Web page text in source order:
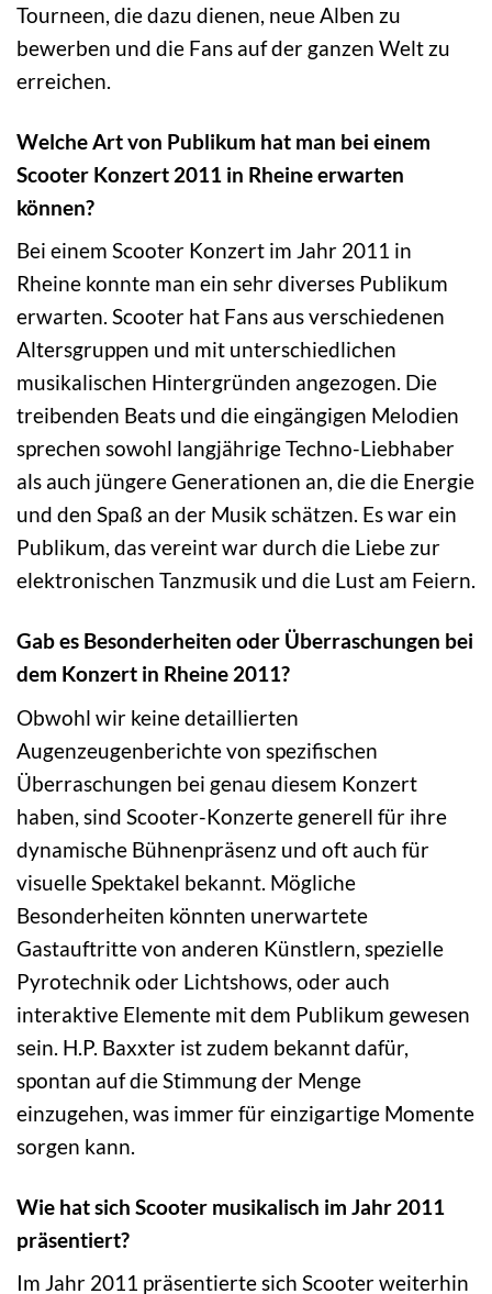
Tourneen, die dazu dienen, neue Alben zu
bewerben und die Fans auf der ganzen Welt zu
erreichen.
Welche Art von Publikum hat man bei einem
Scooter Konzert 2011 in Rheine erwarten
können?
Bei einem Scooter Konzert im Jahr 2011 in
Rheine konnte man ein sehr diverses Publikum
erwarten. Scooter hat Fans aus verschiedenen
Altersgruppen und mit unterschiedlichen
musikalischen Hintergründen angezogen. Die
treibenden Beats und die eingängigen Melodien
sprechen sowohl langjährige Techno-Liebhaber
als auch jüngere Generationen an, die die Energie
und den Spaß an der Musik schätzen. Es war ein
Publikum, das vereint war durch die Liebe zur
elektronischen Tanzmusik und die Lust am Feiern.
Gab es Besonderheiten oder Überraschungen bei
dem Konzert in Rheine 2011?
Obwohl wir keine detaillierten
Augenzeugenberichte von spezifischen
Überraschungen bei genau diesem Konzert
haben, sind Scooter-Konzerte generell für ihre
dynamische Bühnenpräsenz und oft auch für
visuelle Spektakel bekannt. Mögliche
Besonderheiten könnten unerwartete
Gastauftritte von anderen Künstlern, spezielle
Pyrotechnik oder Lichtshows, oder auch
interaktive Elemente mit dem Publikum gewesen
sein. H.P. Baxxter ist zudem bekannt dafür,
spontan auf die Stimmung der Menge
einzugehen, was immer für einzigartige Momente
sorgen kann.
Wie hat sich Scooter musikalisch im Jahr 2011
präsentiert?
Im Jahr 2011 präsentierte sich Scooter weiterhin